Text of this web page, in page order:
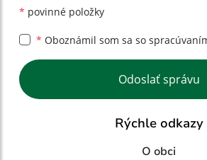
* povinné položky
* Oboznámil som sa so
Google reCaptcha Response
Odoslať správu
Rýchle odkazy
O obci